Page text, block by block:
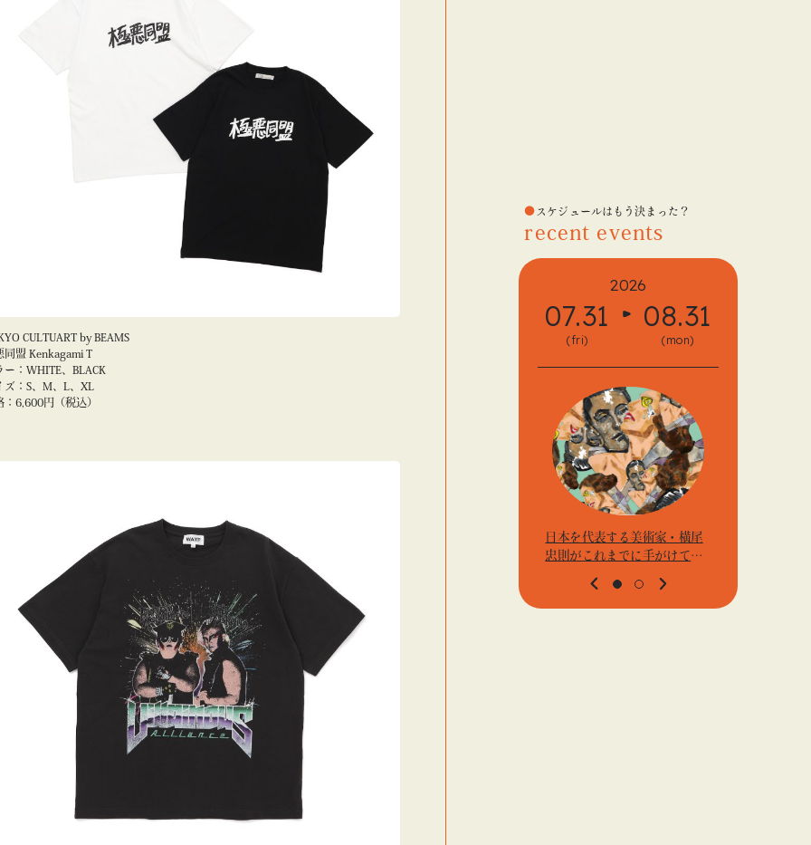
スケジュールはもう決まった？
recent events
2026
07.31
(fri)
08.31
(mon)
日本を代表する美術家・横尾
忠則がこれまでに手がけてき
た展示を〈B GALLERY〉にて
開催
CULTUART by BEAMS
同盟 Kenkagami T
ー：WHITE、BLACK
ズ：S、M、L、XL
：6,600円（税込）